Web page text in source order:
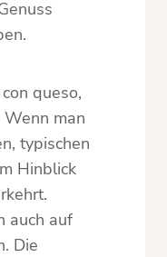
queso,
Wenn man
typischen
Hinblick
auch auf
Die